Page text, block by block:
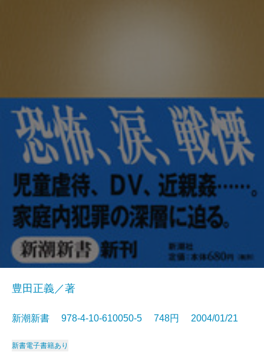
豊田正義／著
新潮新書 978-4-10-610050-5 748円 2004/01/21
新書電子書籍あり